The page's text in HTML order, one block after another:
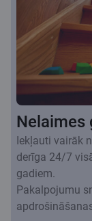
Nelaimes
Iekļauti vairāk
derīga 24/7
gadiem.
Pakalpojumu